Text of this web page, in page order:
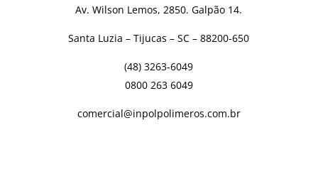
Av. Wilson Lemos, 2850. Galpão 14.
Santa Luzia – Tijucas – SC – 88200-650
(48) 3263-6049
0800 263 6049
comercial@inpolpolimeros.com.br